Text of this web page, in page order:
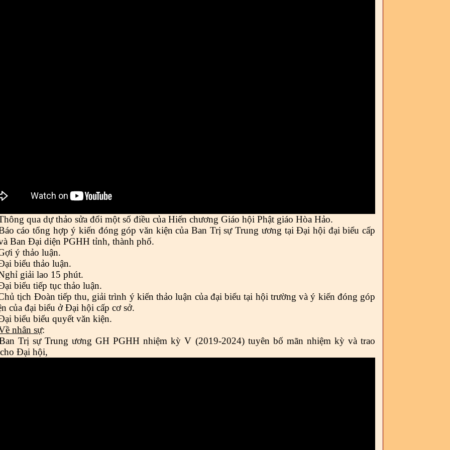
qua dự thảo sửa đổi một số điều của Hiến chương Giáo hội Phật giáo Hòa Hảo.
cáo tổng hợp ý kiến đóng góp văn kiện của Ban Trị sự Trung ương tại Đại hội đại biểu cấp
Ban Đại diện PGHH tỉnh, thành phố.
ý thảo luận.
biểu thảo luận.
giải lao 15 phút.
biểu tiếp tục thảo luận.
tịch Đoàn tiếp thu, giải trình ý kiến thảo luận của đại biểu tại hội trường và ý kiến đóng góp
của đại biểu ở Đại hội cấp cơ sở.
biểu biểu quyết văn kiện.
nhân sự:
Trị sự Trung ương GH PGHH nhiệm kỳ V (2019-2024)tuyên bố mãn nhiệm kỳ và trao
Đại hội,